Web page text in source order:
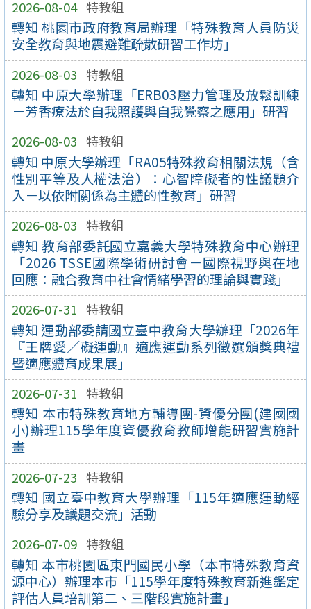
2026-08-04 特教組
轉知 桃園市政府教育局辦理「特殊教育人員防災
安全教育與地震避難疏散研習工作坊」
2026-08-03 特教組
轉知 中原大學辦理「ERB03壓力管理及放鬆訓練
－芳香療法於自我照護與自我覺察之應用」研習
2026-08-03 特教組
轉知 中原大學辦理「RA05特殊教育相關法規（含
性別平等及人權法治）：心智障礙者的性議題介
入－以依附關係為主體的性教育」研習
2026-08-03 特教組
轉知 教育部委託國立嘉義大學特殊教育中心辦理
「2026 TSSE國際學術研討會－國際視野與在地
回應：融合教育中社會情緒學習的理論與實踐」
2026-07-31 特教組
轉知 運動部委請國立臺中教育大學辦理「2026年
『王牌愛／礙運動』適應運動系列徵選頒獎典禮
暨適應體育成果展」
2026-07-31 特教組
轉知 本市特殊教育地方輔導團-資優分團(建國國
小)辦理115學年度資優教育教師增能研習實施計
畫
2026-07-23 特教組
轉知 國立臺中教育大學辦理「115年適應運動經
驗分享及議題交流」活動
2026-07-09 特教組
轉知 本市桃園區東門國民小學（本市特殊教育資
源中心）辦理本市「115學年度特殊教育新進鑑定
評估人員培訓第二、三階段實施計畫」